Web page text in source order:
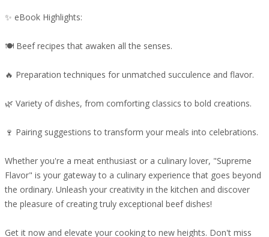
✨ eBook Highlights:
🍽️ Beef recipes that awaken all the senses.
🔥 Preparation techniques for unmatched succulence and flavor.
🌿 Variety of dishes, from comforting classics to bold creations.
🍷 Pairing suggestions to transform your meals into celebrations.
Whether you're a meat enthusiast or a culinary lover, "Supreme
Flavor" is your gateway to a culinary experience that goes beyond
the ordinary. Unleash your creativity in the kitchen and discover
the pleasure of creating truly exceptional beef dishes!
Get it now and elevate your cooking to new heights. Don't miss